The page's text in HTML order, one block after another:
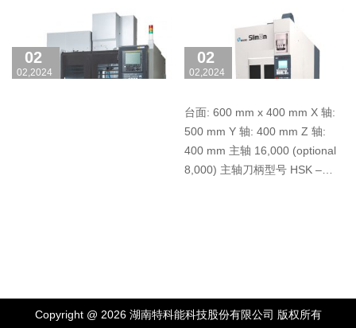
02
02,2024
02
02,2024
台面: 600 mm x 400 mm X 轴:
500 mm Y 轴: 400 mm Z 轴:
400 mm 主轴 16,000 (optional
8,000) 主轴刀柄型号 HSK –
Copyright @ 2026 湖南特科能科技股份有限公司 版权所有